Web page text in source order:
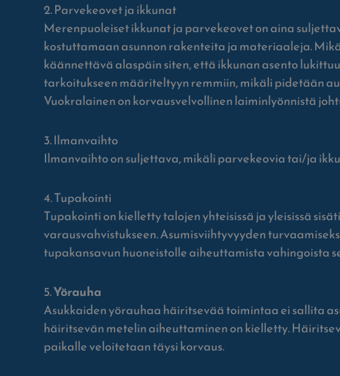
2. Parvekeovet ja ikkunat
Merenpuoleiset ikkunat ja parvekeovet on aina
kostuttamaan asunnon rakenteita ja materiaaleja.
käännettävä alaspäin siten, että ikkunan asento
tarkoitukseen määriteltyyn remmiin, mikäli pidetään
Vuokralainen on korvausvelvollinen laiminlyönnistä
3. Ilmanvaihto
Ilmanvaihto on suljettava, mikäli parvekeovia tai/ja
4. Tupakointi
Tupakointi on kielletty talojen yhteisissä ja yleisissä
varausvahvistukseen. Asumisviihtyvyyden
tupakansavun huoneistolle aiheuttamista vahingoista
5.Yörauha
Asukkaiden yörauhaa häiritsevää toimintaa ei sallita
häiritsevän metelin aiheuttaminen on kielletty.
paikalle veloitetaan täysi korvaus.